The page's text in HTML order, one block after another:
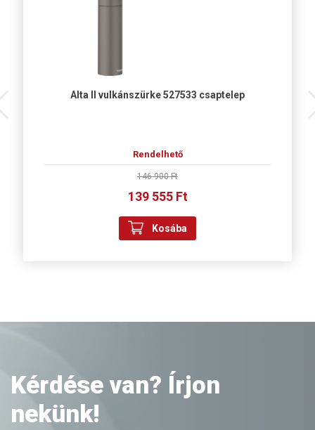
Alta II vulkánszürke 527533 csaptelep
Rendelhető
146 900 Ft
139 555 Ft
Kosába
Kérdése van? Írjon
nekünk!